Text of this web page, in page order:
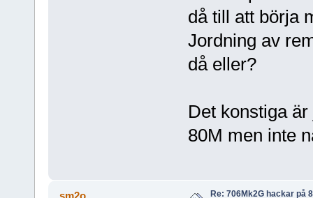
då till att börja
Jordning av
då eller?
Det konstiga
80M men inte
sm2o Re: 706Mk2G hackar på